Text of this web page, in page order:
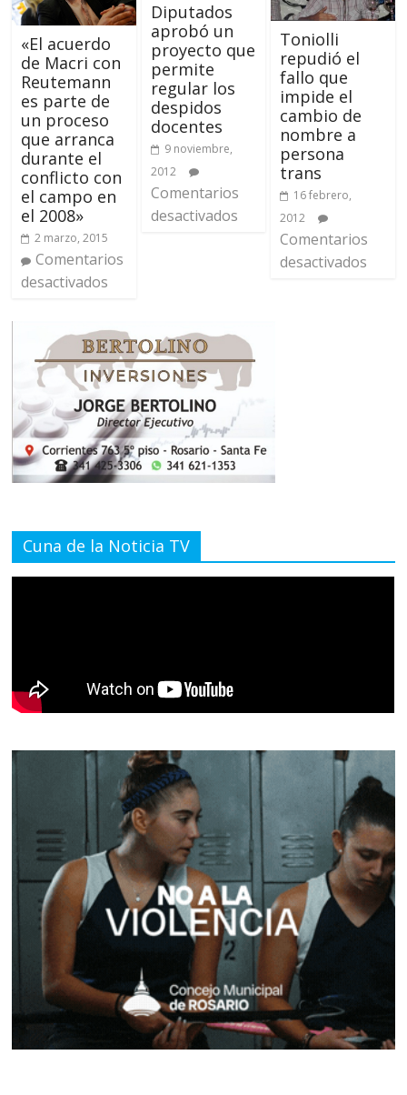
«El acuerdo
de Macri con
Reutemann
es parte de
un proceso
que arranca
durante el
conflicto con
el campo en
el 2008»
2 marzo, 2015
Comentarios
desactivados
Diputados
aprobó un
proyecto que
permite
regular los
despidos
docentes
9 noviembre,
2012
Comentarios
desactivados
Toniolli
repudió el
fallo que
impide el
cambio de
nombre a
persona
trans
16 febrero,
2012
Comentarios
desactivados
Cuna de la Noticia TV